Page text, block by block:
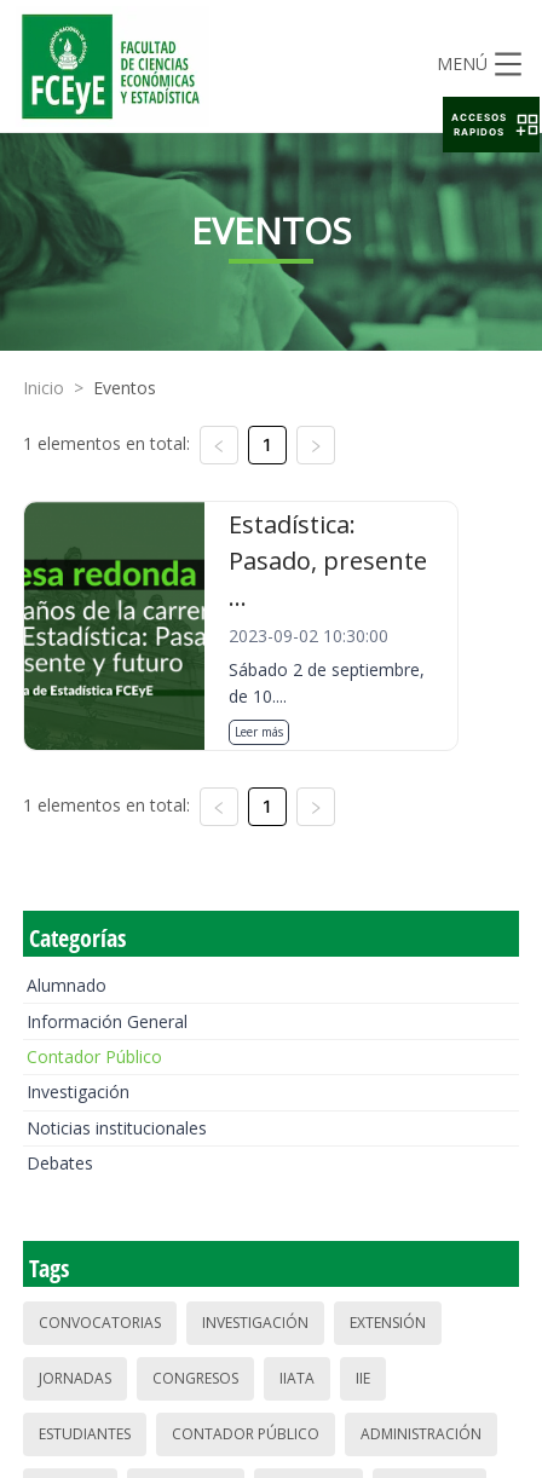
MENÚ
EVENTOS
Inicio > Eventos
1 elementos en total: 1
Estadística:
Pasado, presente
...
2023-09-02 10:30:00
Sábado 2 de septiembre,
de 10....
Leer más
1 elementos en total: 1
Categorías
Alumnado
Información General
Contador Público
Investigación
Noticias institucionales
Debates
Tags
CONVOCATORIAS INVESTIGACIÓN EXTENSIÓN
JORNADAS CONGRESOS IIATA IIE
ESTUDIANTES CONTADOR PÚBLICO ADMINISTRACIÓN
ACCESOS
RAPIDOS